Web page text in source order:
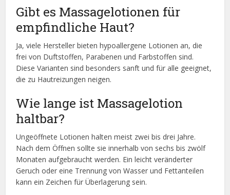
Gibt es Massagelotionen für
empfindliche Haut?
Ja, viele Hersteller bieten hypoallergene Lotionen an, die
frei von Duftstoffen, Parabenen und Farbstoffen sind.
Diese Varianten sind besonders sanft und für alle geeignet,
die zu Hautreizungen neigen.
Wie lange ist Massagelotion
haltbar?
Ungeöffnete Lotionen halten meist zwei bis drei Jahre.
Nach dem Öffnen sollte sie innerhalb von sechs bis zwölf
Monaten aufgebraucht werden. Ein leicht veränderter
Geruch oder eine Trennung von Wasser und Fettanteilen
kann ein Zeichen für Überlagerung sein.